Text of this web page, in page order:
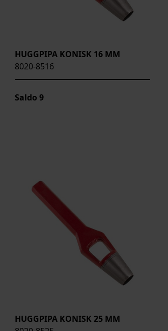
HUGGPIPA KONISK 16 MM
8020-8516
Saldo 9
HUGGPIPA KONISK 25 MM